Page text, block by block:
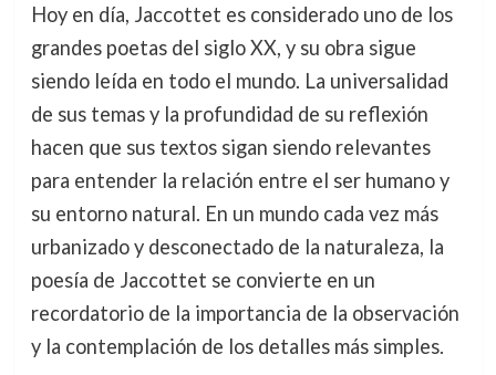
Hoy en día, Jaccottet es considerado uno de los
grandes poetas del siglo XX, y su obra sigue
siendo leída en todo el mundo. La universalidad
de sus temas y la profundidad de su reflexión
hacen que sus textos sigan siendo relevantes
para entender la relación entre el ser humano y
su entorno natural. En un mundo cada vez más
urbanizado y desconectado de la naturaleza, la
poesía de Jaccottet se convierte en un
recordatorio de la importancia de la observación
y la contemplación de los detalles más simples.